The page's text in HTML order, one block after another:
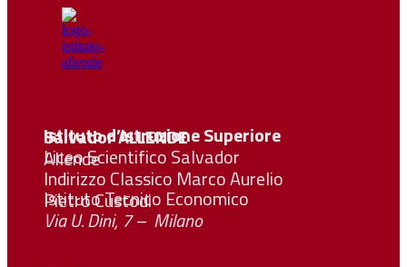
Istituto d’Istruzione Superiore SalvadorALLENDE
Liceo Scientifico Salvador Allende
Indirizzo Classico Marco Aurelio
Istituto Tecnico Economico Pietro Custodi
Via U. Dini, 7 – Milano